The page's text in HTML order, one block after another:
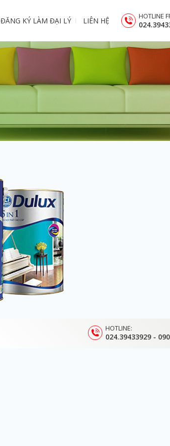
ĐĂNG KÝ LÀM ĐẠI LÝ LIÊN HỆ HOTLINE
HOTLINE:
024.39433929 -